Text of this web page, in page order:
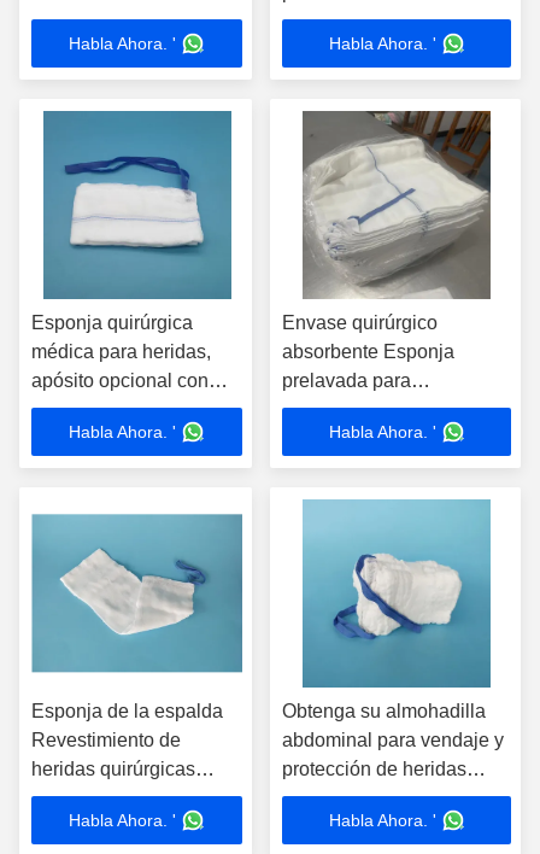
Habla Ahora. '
estériles Esponja de
regazoHabla Ahora. '
Esponja quirúrgica
médica para heridas,
apósito opcional con
película de rayos X,
apósito médico para
heridas con materiales
Habla Ahora. '
Envase quirúrgico
absorbente Esponja
prelavada para
procedimientos
quirúrgicos y esterilización
hospitalaria
Habla Ahora. '
Esponja de la espalda
Revestimiento de
heridas quirúrgicas
Absorvente de algodón
5 años Vida útil
Habla Ahora. '
Obtenga su almohadilla
abdominal para vendaje y
protección de heridas
esponja de regazo
absorvente de algodón
Habla Ahora. '